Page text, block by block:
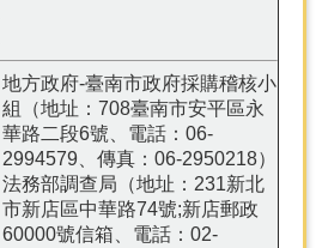
地方政府-臺南市政府採購稽核小
組（地址：708臺南市安平區永
華路二段6號、電話：06-
2994579、傳真：06-2950218）
法務部調查局（地址：231新北
市新店區中華路74號;新店郵政
60000號信箱、電話：02-